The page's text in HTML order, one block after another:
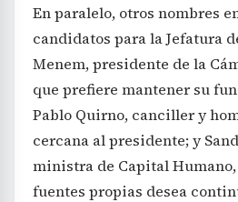
En paralelo, otros nombres
candidatos para la Jefatura
Menem, presidente de la
que prefiere mantener su
Pablo Quirno, canciller y
cercana al presidente; y
ministra de Capital
fuentes propias desea